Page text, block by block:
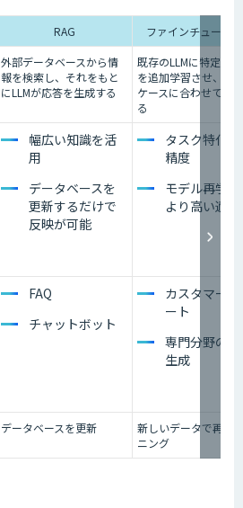
RAG
ファインチューニ
外部データベースから情
報を検索し、それをもと
にLLMが応答を生成する
既存のLLMに特定デ
を追加学習させ、ユ
ケースに合わせて調
る
幅広い知識を活
用
データベースを
更新するだけで
反映が可能
タスク特化
精度
モデル再学
より高い適
FAQ
チャットボット
カスタマー
ート
専門分野の
生成
データベースを更新
新しいデータで再ト
ニング